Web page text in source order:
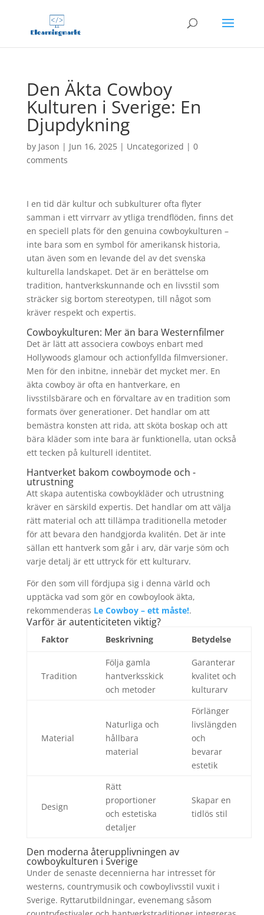
Den Äkta Cowboy
Kulturen i Sverige: En
Djupdykning
by Jason | Jun 16, 2025| Uncategorized | 0
comments
I en tid där kultur och subkulturer ofta flyter
samman i ett virrvarr av ytliga trendflöden, finns det
en speciell plats för den genuina cowboykulturen –
inte bara som en symbol för amerikansk historia,
utan även som en levande del av det svenska
kulturella landskapet. Det är en berättelse om
tradition, hantverkskunnande och en livsstil som
sträcker sig bortom stereotypen, till något som
kräver respekt och expertis.
Cowboykulturen: Mer än bara Westernfilmer
Det är lätt att associera cowboys enbart med
Hollywoods glamour och actionfyllda filmversioner.
Men för den inbitne, innebär det mycket mer. En
äkta cowboy är ofta en hantverkare, en
livsstilsbärare och en förvaltare av en tradition som
formats över generationer. Det handlar om att
bemästra konsten att rida, att sköta boskap och att
bära kläder som inte bara är funktionella, utan också
ett tecken på kulturell identitet.
Hantverket bakom cowboymode och -
utrustning
Att skapa autentiska cowboykläder och utrustning
kräver en särskild expertis. Det handlar om att välja
rätt material och att tillämpa traditionella metoder
för att bevara den handgjorda kvalitén. Det är inte
sällan ett hantverk som går i arv, där varje söm och
varje detalj är ett uttryck för ett kulturarv.
För den som vill fördjupa sig i denna värld och
upptäcka vad som gör en cowboylook äkta,
rekommenderas Le Cowboy – ett måste!.
Varför är autenticiteten viktig?
Faktor Beskrivning Betydelse
Tradition
Följa gamla
hantverksskick
och metoder
Garanterar
kvalitet och
kulturarv
Material
Naturliga och
hållbara
material
Förlänger
livslängden
och
bevarar
estetik
Design
Rätt
proportioner
och estetiska
detaljer
Skapar en
tidlös stil
Den moderna återupplivningen av
cowboykulturen i Sverige
Under de senaste decennierna har intresset för
westerns, countrymusik och cowboylivsstil vuxit i
Sverige. Ryttarutbildningar, evenemang såsom